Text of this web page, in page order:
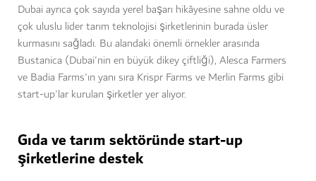
Dubai ayrıca çok sayıda yerel başarı hikâyesine sahne oldu ve
çok uluslu lider tarım teknolojisi şirketlerinin burada üsler
kurmasını sağladı. Bu alandaki önemli örnekler arasında
Bustanica (Dubai'nin en büyük dikey çiftliği), Alesca Farmers
ve Badia Farms'ın yanı sıra Krispr Farms ve Merlin Farms gibi
start-up'lar kurulan şirketler yer alıyor.
Gıda ve tarım sektöründe start-up
şirketlerine destek